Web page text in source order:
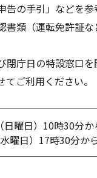
の手引」などを
類（運転免許証
庁日の特設窓口
ご利用ください。
日曜日）10時30分
曜日）17時30分か